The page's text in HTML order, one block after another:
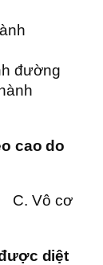
đường
cao do
Vô cơ
diệt